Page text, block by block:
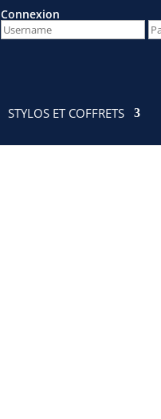
Connexion
STYLOS ET COFFRETS